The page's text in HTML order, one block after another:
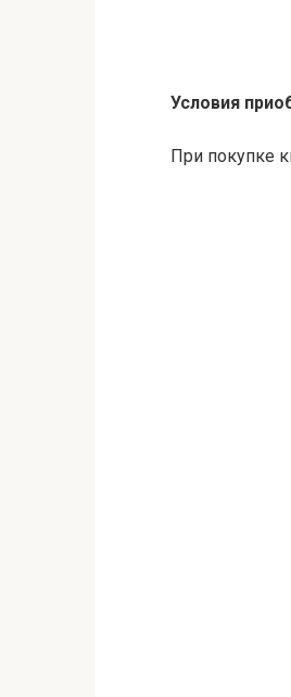
Условия
При покупке